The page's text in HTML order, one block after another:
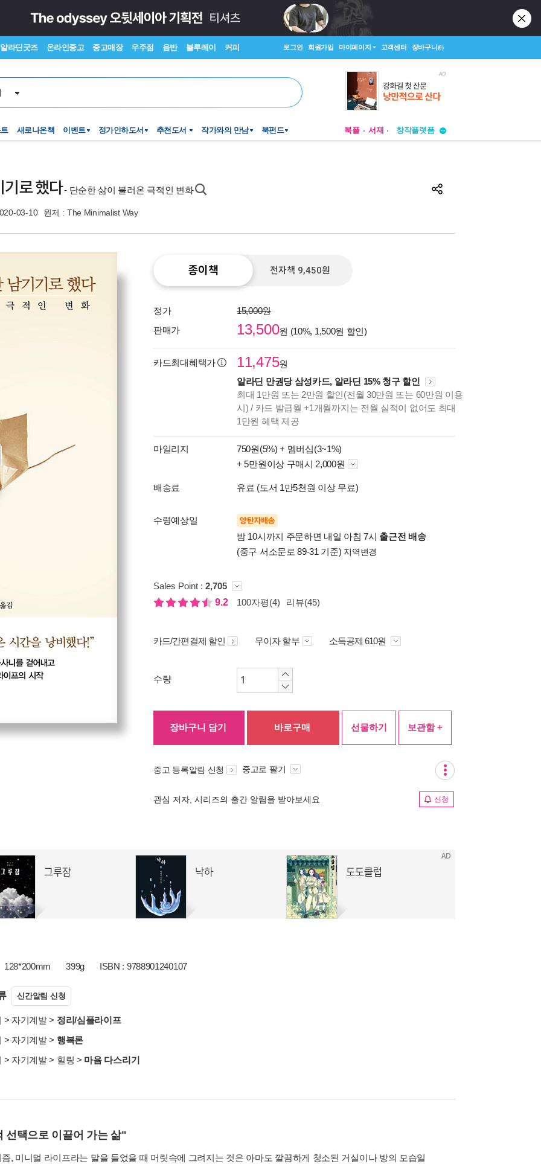
알라딘굿즈 온라인중고 중고매장 우주점 음반 블루레이 커피 로그인 회원가입 마이페이지 고객센터 장바구니(0)
새로나온책 이벤트 정가인하도서 추천도서 작가와의 만남 북펀드 북플 서재
창작플랫폼
기로 했다- 단순한 삶이 불러온 극적인 변화
03-10 원제 : The Minimalist Way
종이책 전자책 9,450원
정가
15,000원
판매가
13,500원 (10%, 1,500원 할인)
카드최대혜택가 11,475원
알라딘 만권당 삼성카드, 알라딘 15% 청구 할인
최대 1만원 또는 2만원 할인(전월 30만원 또는 60만원 이용
시) / 카드 발급월 +1개월까지는 전월 실적이 없어도 최대
1만원 혜택 제공
마일리지 750원(5%) + 멤버십(3~1%)
+ 5만원이상 구매시 2,000원
배송료 유료 (도서 1만5천원 이상 무료)
수령예상일 양탄자배송
밤 10시까지 주문하면 내일 아침 7시 출근전 배송
(중구 서소문로 89-31 기준) 지역변경
Sales Point : 2,705
9.2
100자평(4) 리뷰(45)
카드/간편결제 할인 무이자 할부 소득공제 610원
수량
장바구니 담기 바로구매 선물하기 보관함 +
중고 등록알림 신청 중고로 팔기
관심 저자, 시리즈의 출간 알림을 받아보세요 신청
128*200mm 399g ISBN : 9788901240107
신간알림 신청
> 자기계발> 정리/심플라이프
> 자기계발> 행복론
> 자기계발> 힐링 > 마음 다스리기
선택으로 이끌어 가는 삶"
, 미니멀 라이프라는 말을 들었을 때 머릿속에 그려지는 것은 아마도 깔끔하게 청소된 거실이나 방의 모습일